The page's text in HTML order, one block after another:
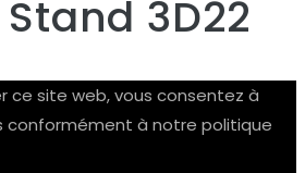
Stand 3D22
ce site web, vous consentez à
conformément à notre politique